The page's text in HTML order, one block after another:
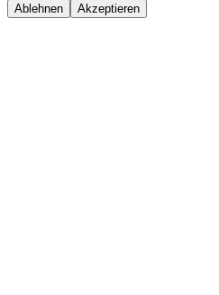
Ablehnen Akzeptieren